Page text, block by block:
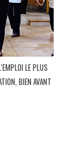
LE PLUS
BIEN AVANT